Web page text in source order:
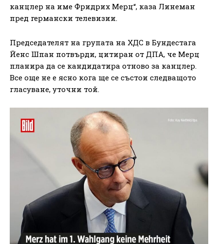
канцлер на име Фридрих Мерц“, каза Линеман
пред германски телевизии.
Председателят на групата на ХДС в Бундестага
Йенс Шпан потвърди, цитиран от ДПА, че Мерц
планира да се кандидатира отново за канцлер.
Все още не е ясно кога ще се състои следващото
гласуване, уточни той.